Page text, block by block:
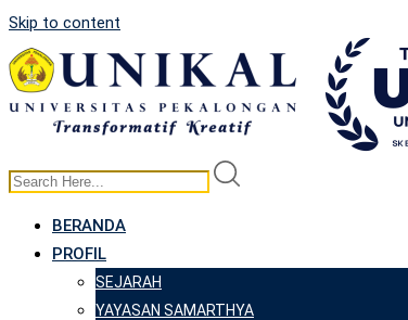
Skip to content
BERANDA
PROFIL
SEJARAH
YAYASAN SAMARTHYA